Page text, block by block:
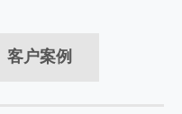
客户案例